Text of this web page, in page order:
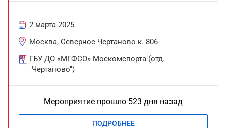
2 марта 2025
Москва, Северное Чертаново к. 806
ГБУ ДО «МГФСО» Москомспорта (отд.
"Чертаново")
Мероприятие прошло 523 дня назад
ПОДРОБНЕЕ